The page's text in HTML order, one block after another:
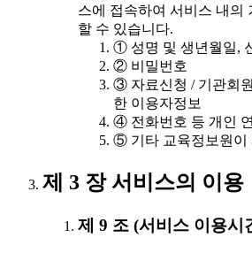
스에 접속하여 서비스 내의
할 수 있습니다.
① 성명 및 생년월일,
② 비밀번호
③ 자료신청 / 기관회
한 이용자정보
④ 전화번호 등 개인
⑤ 기타 교육정보원이
제 3 장 서비스의 이용
제 9 조 (서비스 이용시